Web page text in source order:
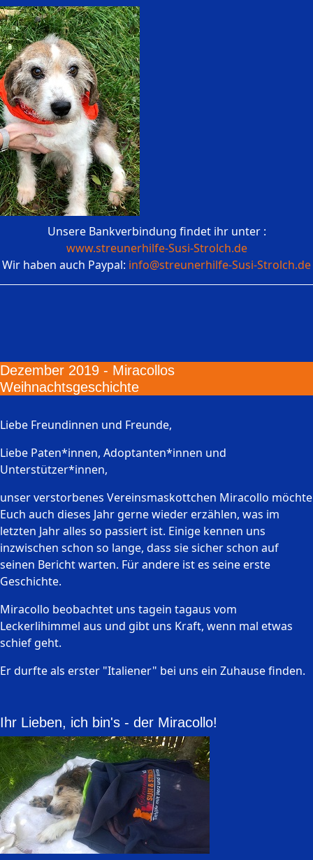
Unsere Bankverbindung findet ihr unter :
www.streunerhilfe-Susi-Strolch.de
Wir haben auch Paypal: info@streunerhilfe-Susi-Strolch.de
Dezember 2019 - Miracollos
Weihnachtsgeschichte
Liebe Freundinnen und Freunde,
Liebe Paten*innen, Adoptanten*innen und
Unterstützer*innen,
unser verstorbenes Vereinsmaskottchen Miracollo möchte
Euch auch dieses Jahr gerne wieder erzählen, was im
letzten Jahr alles so passiert ist. Einige kennen uns
inzwischen schon so lange, dass sie sicher schon auf
seinen Bericht warten. Für andere ist es seine erste
Geschichte.
Miracollo beobachtet uns tagein tagaus vom
Leckerlihimmel aus und gibt uns Kraft, wenn mal etwas
schief geht.
Er durfte als erster "Italiener" bei uns ein Zuhause finden.
Ihr Lieben, ich bin's - der Miracollo!